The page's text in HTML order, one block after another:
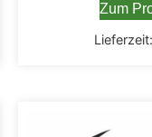
Zum